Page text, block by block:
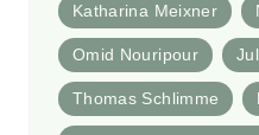
Katharina Meixner
Omid Nouripour
Thomas Schlimme